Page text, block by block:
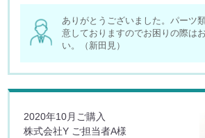
ありがとうございました。パーツ
意しておりますのでお困りの際は
い。（新田見）
2020年10月ご購入
株式会社Y ご担当者A様